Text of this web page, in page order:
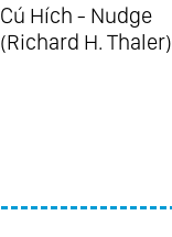
Cú Hích - Nudge
(Richard H. Thaler)